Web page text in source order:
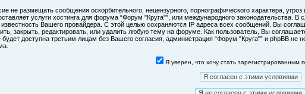
не размещать сообщения оскорбительного, нецензурного, порнографического характера,
услуги хостинга для форума “Форум "Круга"”, или международного
известность Вашего провайдера. С этой целью сохраняются IP адреса всех сообщений. Вы
закрыть, редактировать, или удалить любую тему на форуме. Как пользователь, Вы
доступна третьим лицам без Вашего согласия, администрация “Форум "Круга"” и phpBB не
Я уверен, что хочу стать зарегистрированным